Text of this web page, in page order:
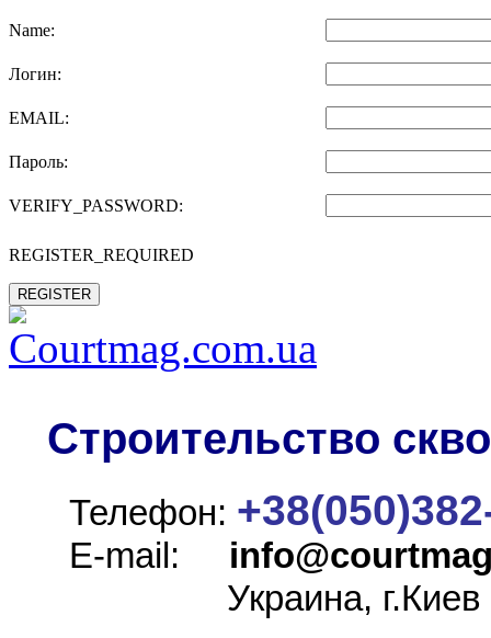
Name:
Логин:
EMAIL:
Пароль:
VERIFY_PASSWORD:
REGISTER_REQUIRED
REGISTER
Строительство
Телефон:
E-mail: info@
Украина, г.Киев